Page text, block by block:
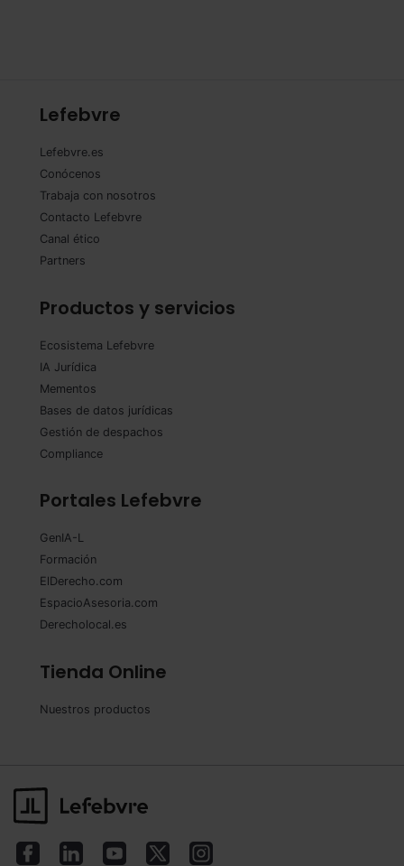
Lefebvre
Lefebvre.es
Conócenos
Trabaja con nosotros
Contacto Lefebvre
Canal ético
Partners
Productos y servicios
Ecosistema Lefebvre
IA Jurídica
Mementos
Bases de datos jurídicas
Gestión de despachos
Compliance
Portales Lefebvre
GenIA-L
Formación
ElDerecho.com
EspacioAsesoria.com
Derecholocal.es
Tienda Online
Nuestros productos